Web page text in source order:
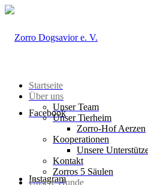
Facebook
Instagram
Startseite
Über uns
Unser Team
Unser Tierheim
Zorro-Hof Aerzen
Kooperationen
Unsere
Kontakt
Zorros 5 Säulen
Unsere Hunde